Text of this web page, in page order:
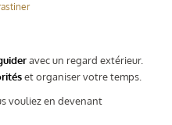
avec un regard extérieur.
et organiser votre temps.
vouliez en devenant